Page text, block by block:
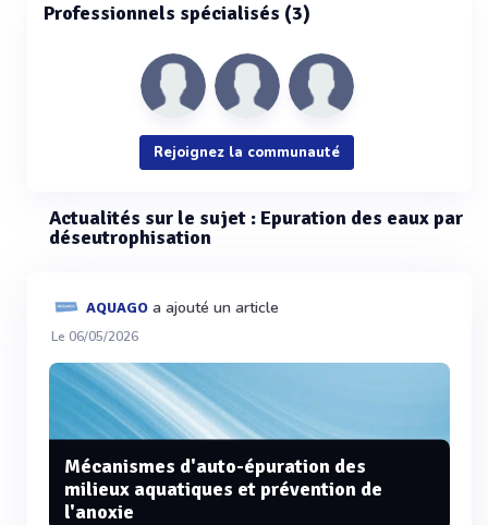
Professionnels spécialisés (3)
Rejoignez la communauté
Actualités sur le sujet : Epuration des eaux par
déseutrophisation
AQUAGO a ajouté un article
Le 06/05/2026
Mécanismes d'auto-épuration des
milieux aquatiques et prévention de
l'anoxie